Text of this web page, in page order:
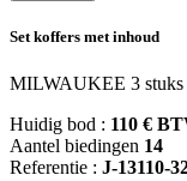
Set koffers met inhoud
MILWAUKEE 3 stuks
Huidig bod : 110 €
Aantel biedingen 14
Referentie : J-13110-